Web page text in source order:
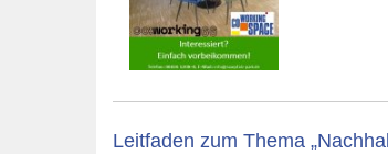
Leitfaden zum Thema